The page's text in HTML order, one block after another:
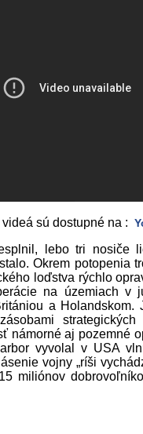
sú dostupné na :
lebo tri nosiče
Okrem potopenia
loďstva rýchlo
na územiach v
a
námorné aj pozemné
vyvolal v USA
vojny „ríši
miliónov